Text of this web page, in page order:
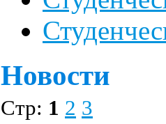
Новости
Стр: 1 2 3